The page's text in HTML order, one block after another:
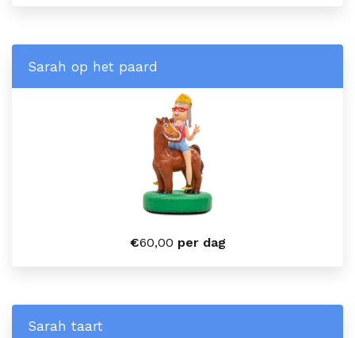
Sarah op het paard
€60,00 per dag
Sarah taart